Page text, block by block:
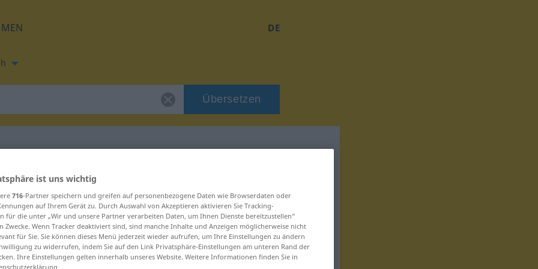
DE
Übersetzen
für "Orgel"
ist uns wichtig
716-Partner speichern und greifen auf personenbezogene Daten wie Browserdaten oder
auf Ihrem Gerät zu. Durch Auswahl von Akzeptieren aktivieren Sie Tracking-
für die unter „Wir und unsere Partner verarbeiten Daten, um Ihnen Dienste bereitzustellen“
Zwecke. Wenn Tracker deaktiviert sind, sind manche Inhalte und Anzeigen möglicherweise nicht
für Sie. Sie können dieses Menü jederzeit wieder aufrufen, um Ihre Einstellungen zu ändern
zu widerrufen, indem Sie auf den Link Privatsphäre-Einstellungen am unteren Rand der
Ihre Einstellungen gelten innerhalb unseres Website. Weitere Informationen finden Sie in